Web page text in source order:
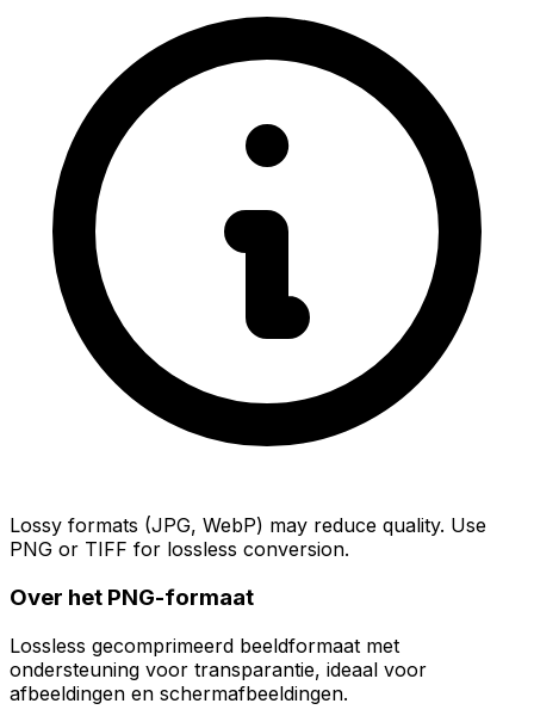
Lossy formats (JPG, WebP) may reduce quality. Use
PNG or TIFF for lossless conversion.
Over het PNG-formaat
Lossless gecomprimeerd beeldformaat met
ondersteuning voor transparantie, ideaal voor
afbeeldingen en schermafbeeldingen.